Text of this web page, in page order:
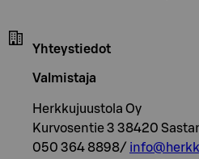
Yhteystiedot
Valmistaja
Herkkujuustola Oy
Kurvosentie 3 38420
050 364 8898/